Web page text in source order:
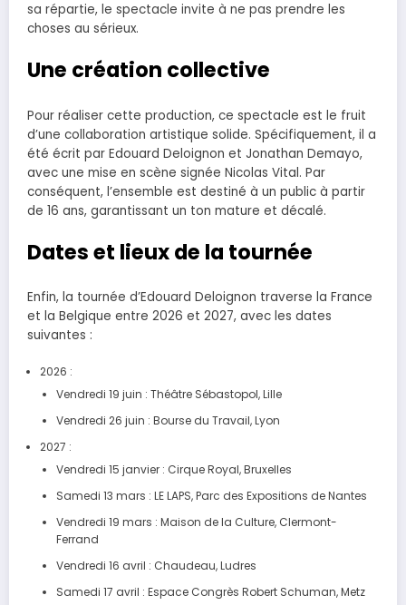
sa répartie, le spectacle invite à ne pas prendre les
choses au sérieux.
Une création collective
Pour réaliser cette production, ce spectacle est le fruit
d’une collaboration artistique solide. Spécifiquement, il a
été écrit par Edouard Deloignon et Jonathan Demayo,
avec une mise en scène signée Nicolas Vital. Par
conséquent, l’ensemble est destiné à un public à partir
de 16 ans, garantissant un ton mature et décalé.
Dates et lieux de la tournée
Enfin, la tournée d’Edouard Deloignon traverse la France
et la Belgique entre 2026 et 2027, avec les dates
suivantes :
2026 :
Vendredi 19 juin : Théâtre Sébastopol, Lille
Vendredi 26 juin : Bourse du Travail, Lyon
2027 :
Vendredi 15 janvier : Cirque Royal, Bruxelles
Samedi 13 mars : LE LAPS, Parc des Expositions de Nantes
Vendredi 19 mars : Maison de la Culture, Clermont-
Ferrand
Vendredi 16 avril : Chaudeau, Ludres
Samedi 17 avril : Espace Congrès Robert Schuman, Metz